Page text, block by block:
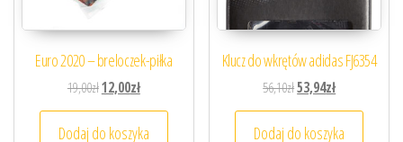
Euro 2020 – breloczek-piłka
19,00złPierwotna cena wynosiła: 19,00zł.
12,00złAktualna cena wynosi: 12,00zł.
Dodaj do koszyka
Klucz do wkrętów adidas FJ6354
56,10złPierwotna cena
53,94złAktualna cena
Dodaj do koszyka